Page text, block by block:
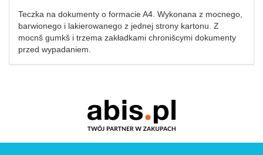
Teczka na dokumenty o formacie A4. Wykonana z mocnego,
barwionego i lakierowanego z jednej strony kartonu. Z
mocnš gumkš i trzema zakładkami chronišcymi dokumenty
przed wypadaniem.